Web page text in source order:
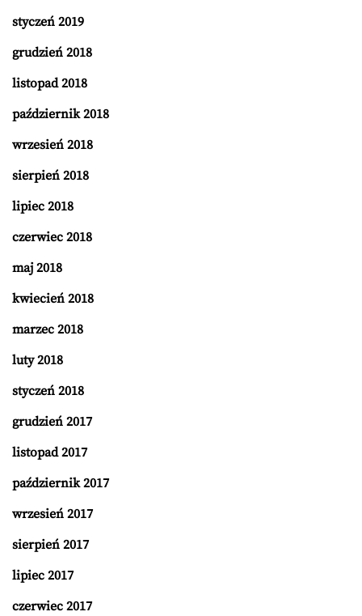
styczeń 2019
grudzień 2018
listopad 2018
październik 2018
wrzesień 2018
sierpień 2018
lipiec 2018
czerwiec 2018
maj 2018
kwiecień 2018
marzec 2018
luty 2018
styczeń 2018
grudzień 2017
listopad 2017
październik 2017
wrzesień 2017
sierpień 2017
lipiec 2017
czerwiec 2017